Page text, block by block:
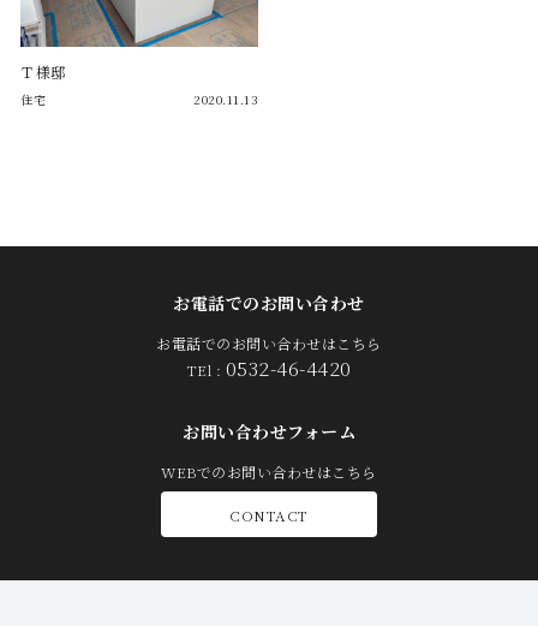
Ｔ様邸
住宅 2020.11.13
お電話でのお問い合わせ
お電話でのお問い合わせはこちら
TEl : 0532-46-4420
お問い合わせフォーム
WEBでのお問い合わせはこちら
CONTACT